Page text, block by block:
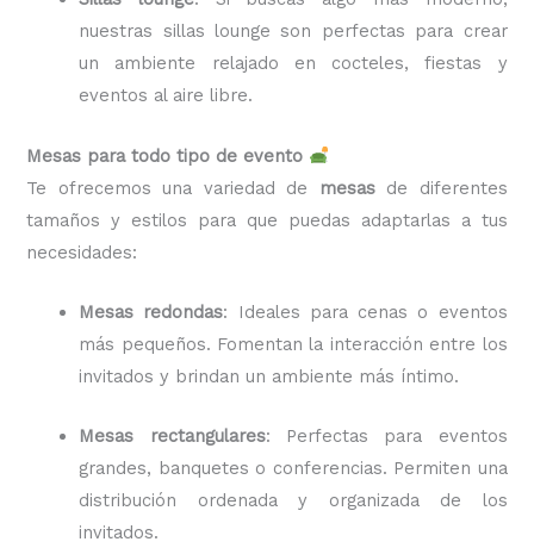
nuestras sillas lounge son perfectas para crear
un ambiente relajado en cocteles, fiestas y
eventos al aire libre.
Mesas para todo tipo de evento
Te ofrecemos una variedad de
mesasde diferentes
tamaños y estilos para que puedas adaptarlas a tus
necesidades:
Mesas redondas: Ideales para cenas o eventos
más pequeños. Fomentan la interacción entre los
invitados y brindan un ambiente más íntimo.
Mesas rectangulares: Perfectas para eventos
grandes, banquetes o conferencias. Permiten una
distribución ordenada y organizada de los
invitados.